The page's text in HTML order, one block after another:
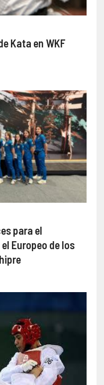
Kata en WKF
para el
Europeo de los